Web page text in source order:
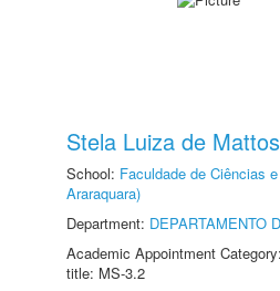
Stela Luiza de
School: Faculdade de Ciências
Araraquara)
Department: DEPARTAMENTO
Academic Appointment
title: MS-3.2